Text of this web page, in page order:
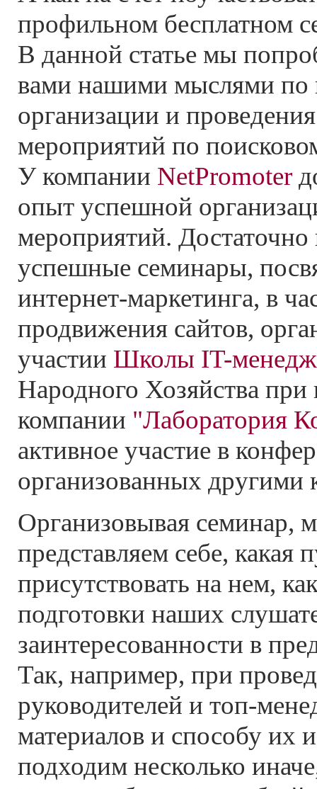
профильном бесплатном
В данной статье мы
вами нашими мыслями по
организации и
мероприятий по
У компании NetPromoter
опыт успешной
мероприятий. Достаточно
успешные семинары,
интернет-маркетинга, в
продвижения сайтов,
участии Школы IT-
Народного Хозяйства при
компании "Лаборатория
активное участие в
организованных другими
Организовывая семинар,
представляем себе, какая
присутствовать на нем,
подготовки наших
заинтересованности в
Так, например, при
руководителей и топ-
материалов и способу их
подходим несколько